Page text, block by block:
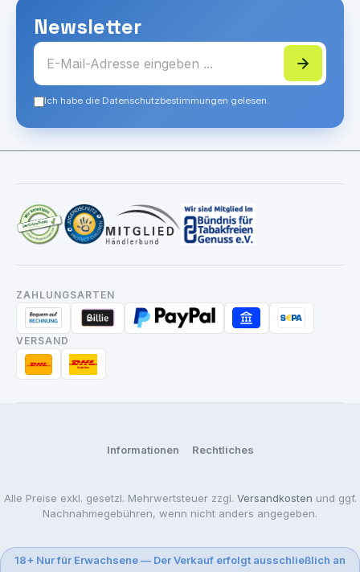
Newsletter
Ich habe die Datenschutzbestimmungen gelesen.
ZAHLUNGSARTEN
VERSAND
Informationen Rechtliches
Alle Preise exkl. gesetzl. Mehrwertsteuer zzgl. Versandkosten und ggf.
Nachnahmegebühren, wenn nicht anders angegeben.
18+ Nur für Erwachsene — Der Verkauf erfolgt ausschließlich an